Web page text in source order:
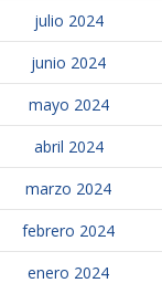
julio 2024
junio 2024
mayo 2024
abril 2024
marzo 2024
febrero 2024
enero 2024